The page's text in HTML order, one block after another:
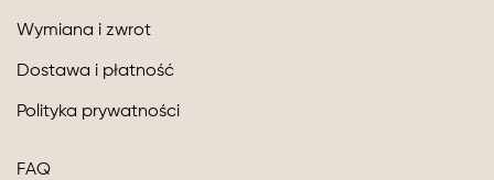
Wymiana i zwrot
Dostawa i płatność
Polityka prywatności
FAQ